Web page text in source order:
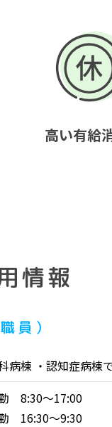
高い有給
情報
員）
病棟 ・認知症病棟
8:30〜17:00
16:30〜9:30